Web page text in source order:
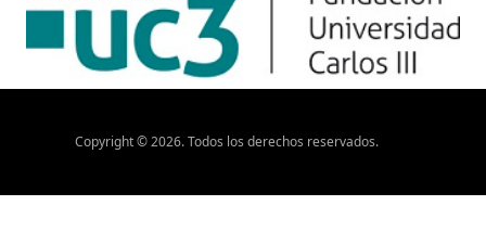
Copyright ©2026. Todos los derechos reservados.